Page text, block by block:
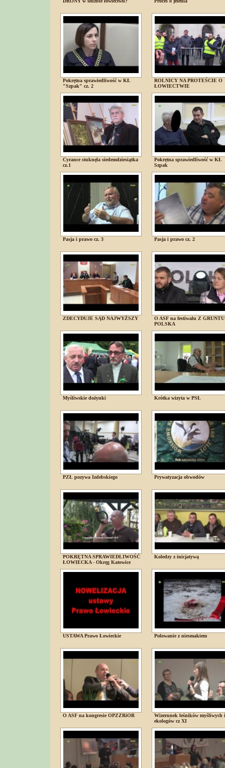
Pokrętna sprawiedliwość w KŁ
"Szpak" cz. 2
ROLNICY NA PROTEŚCIE O
ŁOWIECTWIE
Cyrance stuknęła siedemdziesiątka
cz.1
Pokrętna sprawiedliwość w KŁ
Szpak
Pasja i prawo cz. 3 Pasja i prawo cz. 2
ZDECYDUJE SĄD NAJWYŻSZY
O ASF na festiwalu Z GRUNTU
POLSKA
Myśliwskie dożynki Krótka wizyta w PSŁ
PZŁ pozywa Izdebskiego Prywatyzacja obwodów
POKRĘTNA SPRAWIEDLIWOŚĆ
ŁOWIECKA - Okręg Katowice
Koledzy z inicjatywą
USTAWA Prawo Łowieckie Polowanie z niesmakiem
O ASF na kongresie OPZZRiOR
Wizerunek leśników myśliwych i
ekologów cz XI